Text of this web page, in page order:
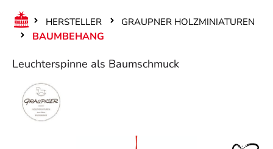
HERSTELLER GRAUPNER HOLZMINIATUREN
BAUMBEHANG
Leuchterspinne als Baumschmuck